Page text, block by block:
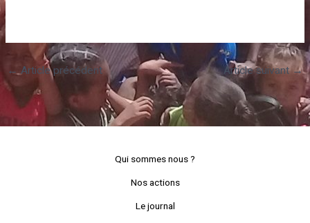
←Article précédent Article suivant→
Qui sommes nous ?
Nos actions
Le journal